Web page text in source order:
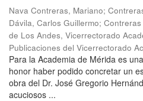
Nava Contreras, Mariano;
Dávila, Carlos Guillermo;
de Los Andes, Vicerrectorado
Publicaciones del Vicerrectorado
Para la Academia de Mérida es
honor haber podido concretar un
obra del Dr. José Gregorio
acuciosos ...